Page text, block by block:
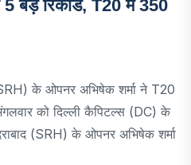
5 बड़े रिकॉर्ड, T20 में 350
के ओपनर अभिषेक शर्मा ने T20
को दिल्ली कैपिटल्स (DC) के
(SRH) के ओपनर अभिषेक शर्मा